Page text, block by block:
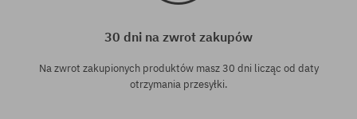
30 dni na zwrot zakupów
Na zwrot zakupionych produktów masz 30 dni licząc od daty
otrzymania przesyłki.